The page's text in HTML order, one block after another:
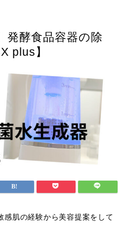
発酵食品容器の除
plus】
感肌の経験から美容提案をして